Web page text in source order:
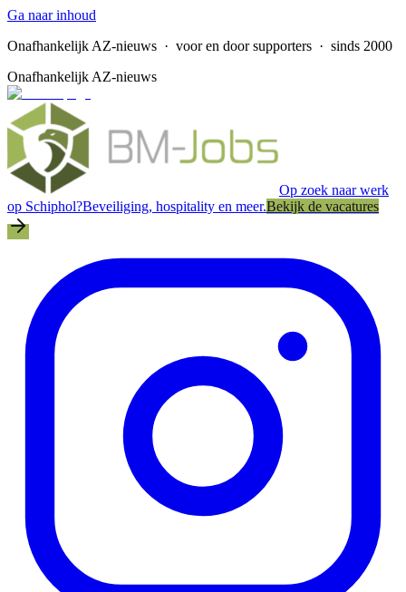
Ga naar inhoud
Onafhankelijk AZ-nieuws · voor en door supporters · sinds 2000
Onafhankelijk AZ-nieuws
Op zoek naar werk
op Schiphol?Beveiliging, hospitality en meer.Bekijk de vacatures